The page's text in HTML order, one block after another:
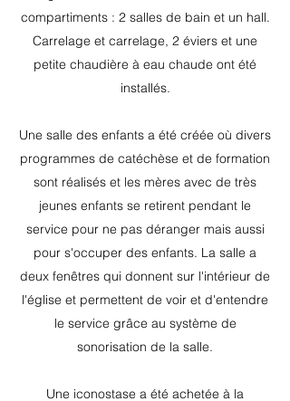
compartiments : 2 salles de bain et un hall.
Carrelage et carrelage, 2 éviers et une
petite chaudière à eau chaude ont été
installés.
Une salle des enfants a été créée où divers
programmes de catéchèse et de formation
sont réalisés et les mères avec de très
jeunes enfants se retirent pendant le
service pour ne pas déranger mais aussi
pour s'occuper des enfants. La salle a
deux fenêtres qui donnent sur l'intérieur de
l'église et permettent de voir et d'entendre
le service grâce au système de
sonorisation de la salle.
Une iconostase a été achetée à la